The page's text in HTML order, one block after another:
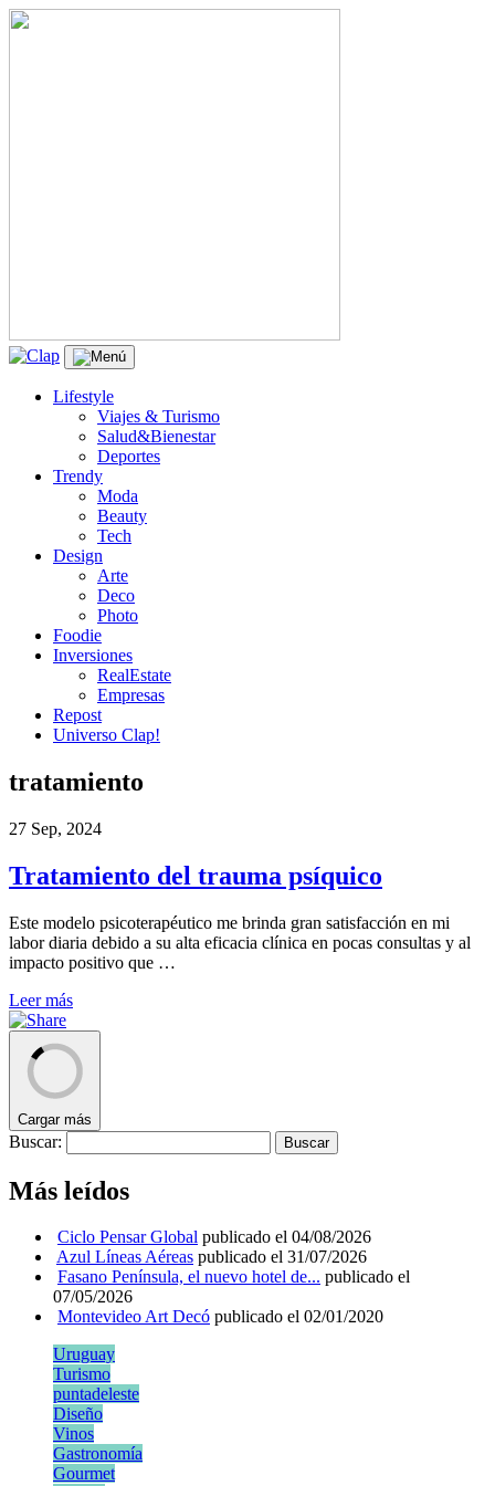
Lifestyle
Viajes & Turismo
Salud&Bienestar
Deportes
Trendy
Moda
Beauty
Tech
Design
Arte
Deco
Photo
Foodie
Inversiones
RealEstate
Empresas
Repost
Universo Clap!
tratamiento
27 Sep, 2024
Tratamiento del trauma psíquico
Este modelo psicoterapéutico me brinda gran satisfacción en mi
labor diaria debido a su alta eficacia clínica en pocas consultas y al
impacto positivo que …
Leer más
Cargar más
Buscar:
Más leídos
Ciclo Pensar Global publicado el 04/08/2026
Azul Líneas Aéreas publicado el 31/07/2026
Fasano Península, el nuevo hotel de... publicado el
07/05/2026
Montevideo Art Decó publicado el 02/01/2020
Uruguay
Turismo
puntadeleste
Diseño
Vinos
Gastronomía
Gourmet